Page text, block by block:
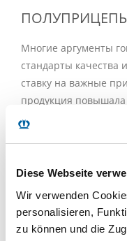
Diese Webseite
Wir verwenden
personalisieren,
zu können und die
ПОЛУПРИЦЕПЫ
Многие аргументы
стандарты
ставку на важные
продукция
на нас положиться.
Гарантированное
катодное
нанесением
выбранного Вами
максимальную